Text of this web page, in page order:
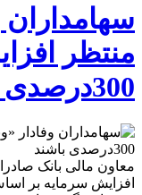
سهامداران
منتظر
300درصدی باشند
معاون مالی بانک
افزایش سرمایه بر